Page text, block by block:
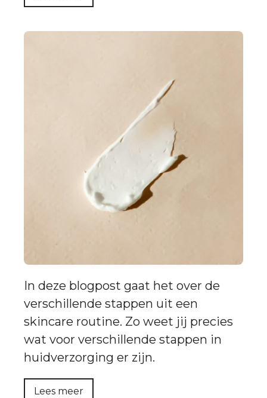
In deze blogpost gaat het over de
verschillende stappen uit een
skincare routine. Zo weet jij precies
wat voor verschillende stappen in
huidverzorging er zijn.
Lees meer